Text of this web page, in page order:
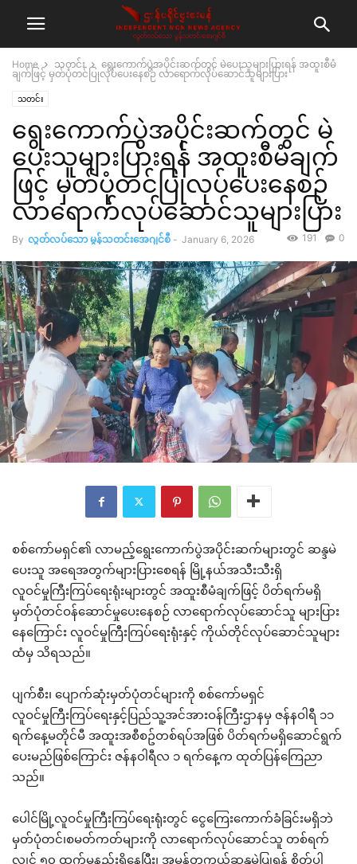
Home သတင်း
ရွေးကောက်ပွဲအပိုင်းဆက်တွင် မဲပေးသူများပြားရန် အထူးစီမံ
ချက်ဖြင့် မှတ်ပုံတင်ပြုလုပ်ပေးနေစဉ် လာရောက်လုပ်ဆောင်သူများပြား
သတင်း
ရွေးကောက်ပွဲအပိုင်းဆက်တွင် မဲ
ပေးသူများပြားရန် အထူးစီမံချက်
ဖြင့် မှတ်ပုံတင်ပြုလုပ်ပေးနေစဉ်
လာရောက်လုပ်ဆောင်သူများပြား
By လွတ်လပ်သော မွန်သတင်းအေဂျင်စီ - January 6, 2026 0
191
စစ်ကော်မရှင်၏ လာမည့်ရွေးကောက်ပွဲအပိုင်းဆက်များတွင် ဆန္ဒမဲ
ပေးသူ အရေအတွက်များပြားစေရန် မြို့နယ်အသီးသီးရှိ
လူဝင်မှုကြီးကြပ်ရေးရုံးများတွင် အထူးစီမံချက်ဖြင့် ပိတ်ရက်မရှိ
မှတ်ပုံတင်ဝန်ဆောင်မှုပေးနေစဉ် လာရောက်လုပ်ဆောင်သူ များပြား
နေကြောင်း လူဝင်မှုကြီးကြပ်ရေးရုံးနှင့် ကိုယ်တိုင်လုပ်ဆောင်သူများ
ထံမှ သိရသည်။
ပျက်စီး၊ ပျောက်ဆုံးမှတ်ပုံတင်များကို စစ်ကော်မရှင်
လူဝင်မှုကြီးကြပ်ရေးနှင့်ပြည်သူ့အင်အားဝန်ကြီးဌာနမှ ဇန်နဝါရီ ၁၁
ရက်နေ့မတိုင်မီ အထူးအစီစဥ်တစ်ရပ်အဖြစ် ပိတ်ရက်မရှိဆောင်ရွက်
ပေးမည်ဖြစ်ကြောင်း ဇန်နဝါရီလ ၁ ရက်နေ့က ထုတ်ပြန်ကြေညာ
သည်။
ပေါင်မြို့လူဝင်မှုကြီးကြပ်ရေးရုံးတွင် ငွေကြေးကောက်ခံခြင်းမရှိဘဲ
မှတ်ပုံတင်၊စမတ်ကတ်များကို လာရောက်လုပ်ဆောင်သူ တစ်ရက်
လျှင် ၅၀ ထက်မနည်းရှိနေပြီး၊ အမှန်တကယ်ဆန္ဒမဲပြုရန် စိတ်ပါ